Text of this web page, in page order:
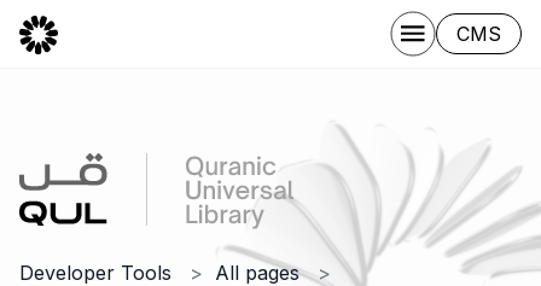
CMS
Developer Tools
All pages